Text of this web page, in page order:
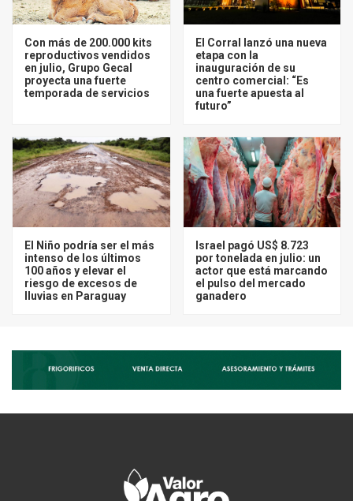
Con más de 200.000 kits
reproductivos vendidos
en julio, Grupo Gecal
proyecta una fuerte
temporada de servicios
El Corral lanzó una nueva
etapa con la
inauguración de su
centro comercial: “Es
una fuerte apuesta al
futuro”
El Niño podría ser el más
intenso de los últimos
100 años y elevar el
riesgo de excesos de
lluvias en Paraguay
Israel pagó US$ 8.723
por tonelada en julio: un
actor que está marcando
el pulso del mercado
ganadero